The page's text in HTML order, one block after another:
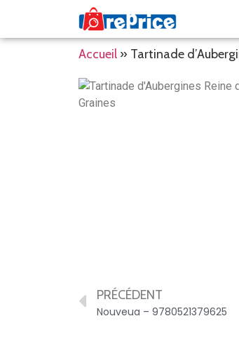
Accueil » Tartinade
PRÉCÉDENT
Nouveua – 9780521379625